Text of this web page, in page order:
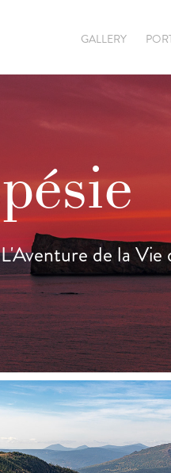
GALLERY
de la Vie
Parc National